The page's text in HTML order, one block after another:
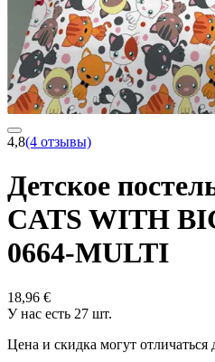
4,8(4 отзывы)
Детское
CATS WITH
0664-MULTI
18,96 €
У нас есть 27 шт.
Цена и скидка могут отличаться